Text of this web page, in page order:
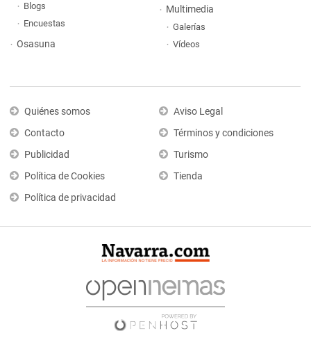
Blogs
Encuestas
Osasuna
Multimedia
Galerías
Vídeos
Quiénes somos
Contacto
Publicidad
Política de Cookies
Política de privacidad
Aviso Legal
Términos y condiciones
Turismo
Tienda